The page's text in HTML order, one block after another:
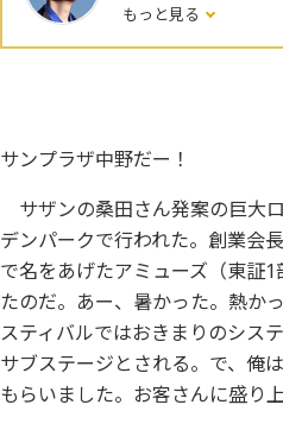
もっと見る
サンプラザ中野だー！
サザンの桑田さん発案の巨大
デンパークで行われた。創業会
で名をあげたアミューズ（東証
たのだ。あー、暑かった。熱か
スティバルではおきまりのシス
サブステージとされる。で、俺
もらいました。お客さんに盛り